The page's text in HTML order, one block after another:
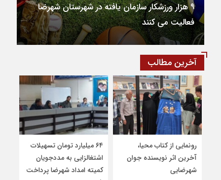
طلای دو و میدانی جایزه بزرگ تهران به “حسین
نوری” دونده شهرضایی رسید
آخرین مطالب
رونمایی از کتاب محیا،
آخرین اثر نویسنده جوان
شهرضایی
۶۴ میلیارد تومان تسهیلات
اشتغالزایی به مددجویان
کمیته امداد شهرضا پرداخت